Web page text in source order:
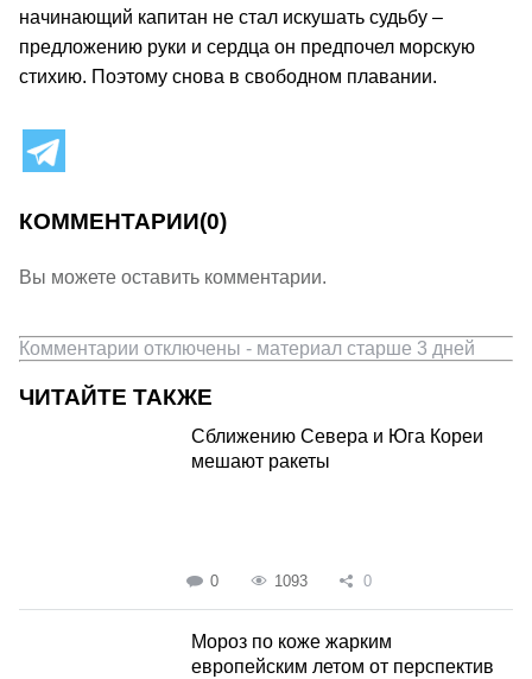
начинающий капитан не стал искушать судьбу –
предложению руки и сердца он предпочел морскую
стихию. Поэтому снова в свободном плавании.
КОММЕНТАРИИ(0)
Вы можете оставить комментарии.
Комментарии отключены - материал старше 3 дней
ЧИТАЙТЕ ТАКЖЕ
Сближению Севера и Юга Кореи
мешают ракеты
0 1093 0
Мороз по коже жарким
европейским летом от перспектив